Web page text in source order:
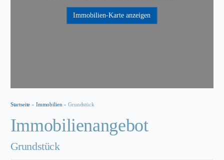
Immobilien-Karte anzeigen
Startseite » Immobilien »Grundstück
Immobilien­angebot
Grundstück